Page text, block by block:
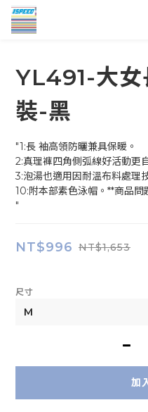
YL491-大女
裝-黑
"1:長 袖高領防曬兼具保暖。
2:真理褲四角側弧線好活動更
3:泡湯也適用因耐溫布料處理
10:附本部素色泳帽。**商品
"
NT$996 NT$1,653
尺寸
加